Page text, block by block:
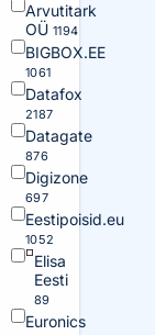
Arvutitark
OÜ 1194
BIGBOX.EE
1061
Datafox
2187
Datagate
876
Digizone
697
Eestipoisid.eu
1052
Elisa
Eesti
89
Euronics